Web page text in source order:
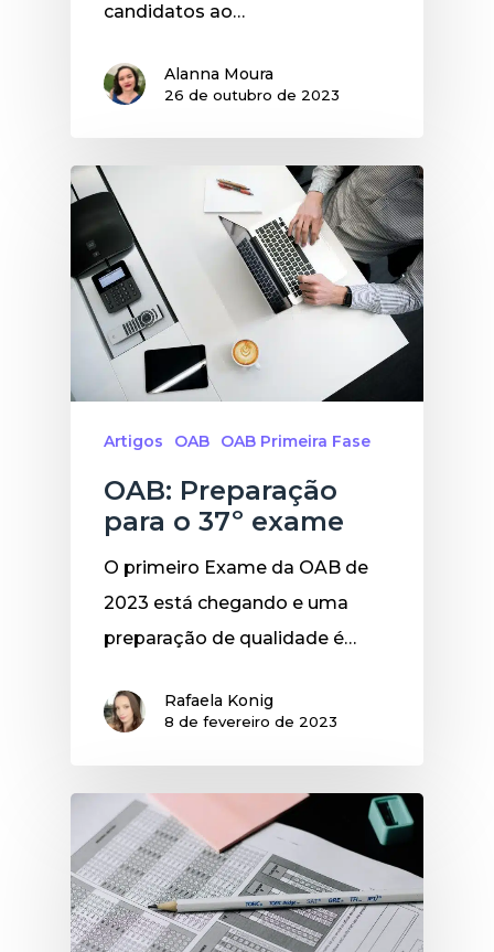
candidatos ao…
Alanna Moura
26 de outubro de 2023
Artigos OAB OAB Primeira Fase
OAB: Preparação
para o 37º exame
O primeiro Exame da OAB de
2023 está chegando e uma
preparação de qualidade é…
Rafaela Konig
8 de fevereiro de 2023